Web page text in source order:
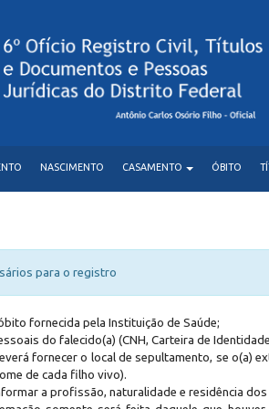
NASCIMENTO CASAMENTO ÓBITO
para o registro
fornecida pela Instituição de Saúde;
do falecido(a) (CNH, Carteira de
fornecer o local de sepultamento, se o(a)
de cada filho vivo).
a profissão, naturalidade e residência